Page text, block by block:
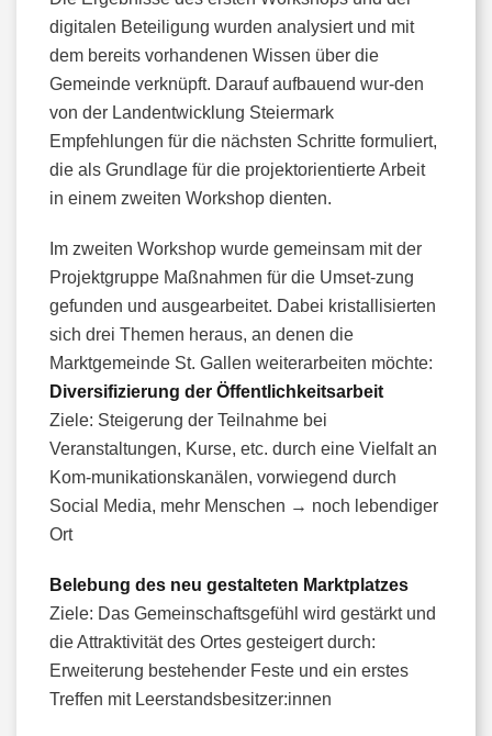
digitalen Beteiligung wurden analysiert und mit
dem bereits vorhandenen Wissen über die
Gemeinde verknüpft. Darauf aufbauend wur-den
von der Landentwicklung Steiermark
Empfehlungen für die nächsten Schritte formuliert,
die als Grundlage für die projektorientierte Arbeit
in einem zweiten Workshop dienten.
Im zweiten Workshop wurde gemeinsam mit der
Projektgruppe Maßnahmen für die Umset-zung
gefunden und ausgearbeitet. Dabei kristallisierten
sich drei Themen heraus, an denen die
Marktgemeinde St. Gallen weiterarbeiten möchte:
Diversifizierung der Öffentlichkeitsarbeit
Ziele: Steigerung der Teilnahme bei
Veranstaltungen, Kurse, etc. durch eine Vielfalt an
Kom-munikationskanälen, vorwiegend durch
Social Media, mehr Menschen → noch lebendiger
Ort
Belebung des neu gestalteten Marktplatzes
Ziele: Das Gemeinschaftsgefühl wird gestärkt und
die Attraktivität des Ortes gesteigert durch:
Erweiterung bestehender Feste und ein erstes
Treffen mit Leerstandsbesitzer:innen